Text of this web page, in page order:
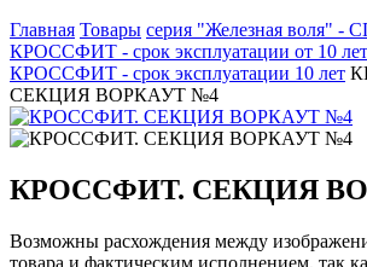
Главная Товары серия "Железная воля"
КРОССФИТ - срок эксплуатации от 10 лет
КРОССФИТ - срок эксплуатации 10 лет
СЕКЦИЯ ВОРКАУТ №4
КРОССФИТ. СЕКЦИЯ
Возможны расхождения между
товара и фактическим исполнением, так